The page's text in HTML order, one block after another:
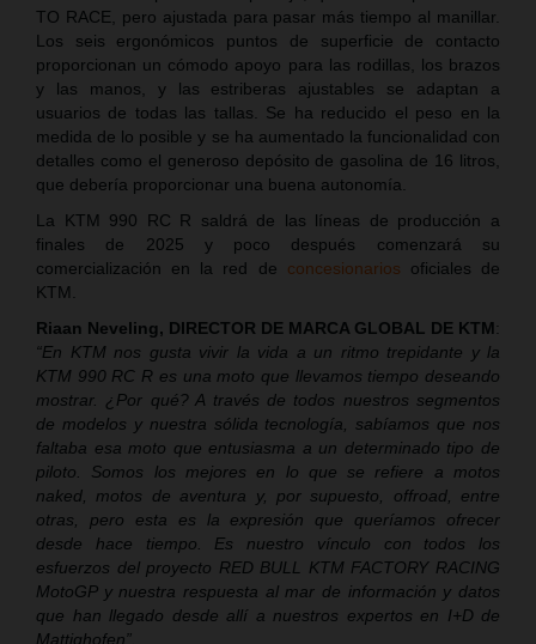
TO RACE, pero ajustada para pasar más tiempo al manillar.
Los seis ergonómicos puntos de superficie de contacto
proporcionan un cómodo apoyo para las rodillas, los brazos
y las manos, y las estriberas ajustables se adaptan a
usuarios de todas las tallas. Se ha reducido el peso en la
medida de lo posible y se ha aumentado la funcionalidad con
detalles como el generoso depósito de gasolina de 16 litros,
que debería proporcionar una buena autonomía.
La KTM 990 RC R saldrá de las líneas de producción a
finales de 2025 y poco después comenzará su
comercialización en la red de concesionarios oficiales de
KTM.
Riaan Neveling, DIRECTOR DE MARCA GLOBAL DE KTM:
“En KTM nos gusta vivir la vida a un ritmo trepidante y la
KTM 990 RC R es una moto que llevamos tiempo deseando
mostrar. ¿Por qué? A través de todos nuestros segmentos
de modelos y nuestra sólida tecnología, sabíamos que nos
faltaba esa moto que entusiasma a un determinado tipo de
piloto. Somos los mejores en lo que se refiere a motos
naked, motos de aventura y, por supuesto, offroad, entre
otras, pero esta es la expresión que queríamos ofrecer
desde hace tiempo. Es nuestro vínculo con todos los
esfuerzos del proyecto RED BULL KTM FACTORY RACING
MotoGP y nuestra respuesta al mar de información y datos
que han llegado desde allí a nuestros expertos en I+D de
Mattighofen”.